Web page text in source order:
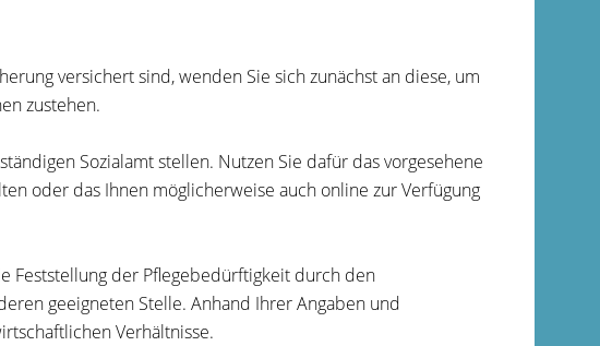
versichert sind, wenden Sie sich zunächst an diese, um
zustehen.
Sozialamt stellen. Nutzen Sie dafür das vorgesehene
oder das Ihnen möglicherweise auch online zur Verfügung
Feststellung der Pflegebedürftigkeit durch den
geeigneten Stelle. Anhand Ihrer Angaben und
Verhältnisse.